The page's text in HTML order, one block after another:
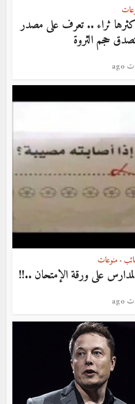
وأكثرها ثراء .. تعرف على مصدر
حجم الثروة
•منوعات